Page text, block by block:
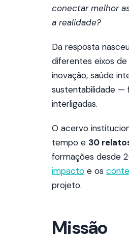
conectar melhor
a realidade?
Da resposta
diferentes eixos de
inovação, saúde
sustentabilidade —
interligadas.
O acervo
tempo e 30
formações desde
impacto e os
projeto.
Missão